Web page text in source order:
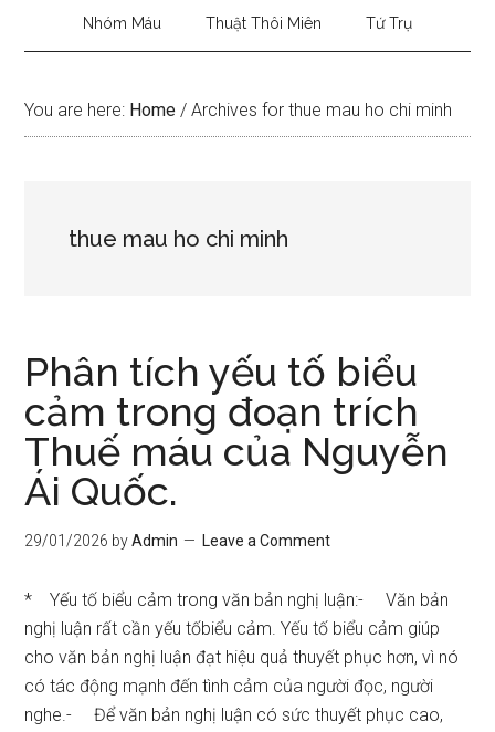
Nhóm Máu Thuật Thôi Miên Tứ Trụ
You are here: Home / Archives for thue mau ho chi minh
thue mau ho chi minh
Phân tích yếu tố biểu
cảm trong đoạn trích
Thuế máu của Nguyễn
Ái Quốc.
29/01/2026 byAdmin Leave a Comment
* Yếu tố biểu cảm trong văn bản nghị luận:- Văn bản
nghị luận rất cần yếu tốbiểu cảm. Yếu tố biểu cảm giúp
cho văn bản nghị luận đạt hiệu quả thuyết phục hơn, vì nó
có tác động mạnh đến tình cảm của người đọc, người
nghe.- Để văn bản nghị luận có sức thuyết phục cao,